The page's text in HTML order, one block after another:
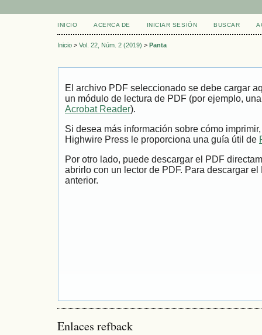
INICIO ACERCA DE INICIAR SESIÓN BUSCAR
Inicio > Vol. 22, Núm. 2 (2019) > Panta
El archivo PDF seleccionado se debe cargar
un módulo de lectura de PDF (por ejemplo,
Acrobat Reader).
Si desea más información sobre cómo
Highwire Press le proporciona una guía útil de
Por otro lado, puede descargar el PDF
abrirlo con un lector de PDF. Para descargar
anterior.
Enlaces refback